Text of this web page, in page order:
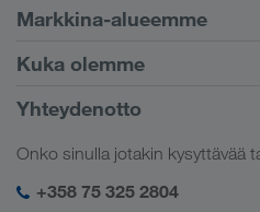
Maantiekuljetukset
CONNECT-asiakasportaali
Digitaaliset ratkaisut
Toimialakohtaiset ratkaisut
Markkina-alueemme
Eurooppa
Kaukasus
Keski-Aasia
Lähi-itä
Kuka olemme
Yritystiedot
Yhteiskuntavastuu
SHEQ-hallinto
Yhteydenotto
Onko sinulla jotakin kysyttävää
+358 75 325 2804